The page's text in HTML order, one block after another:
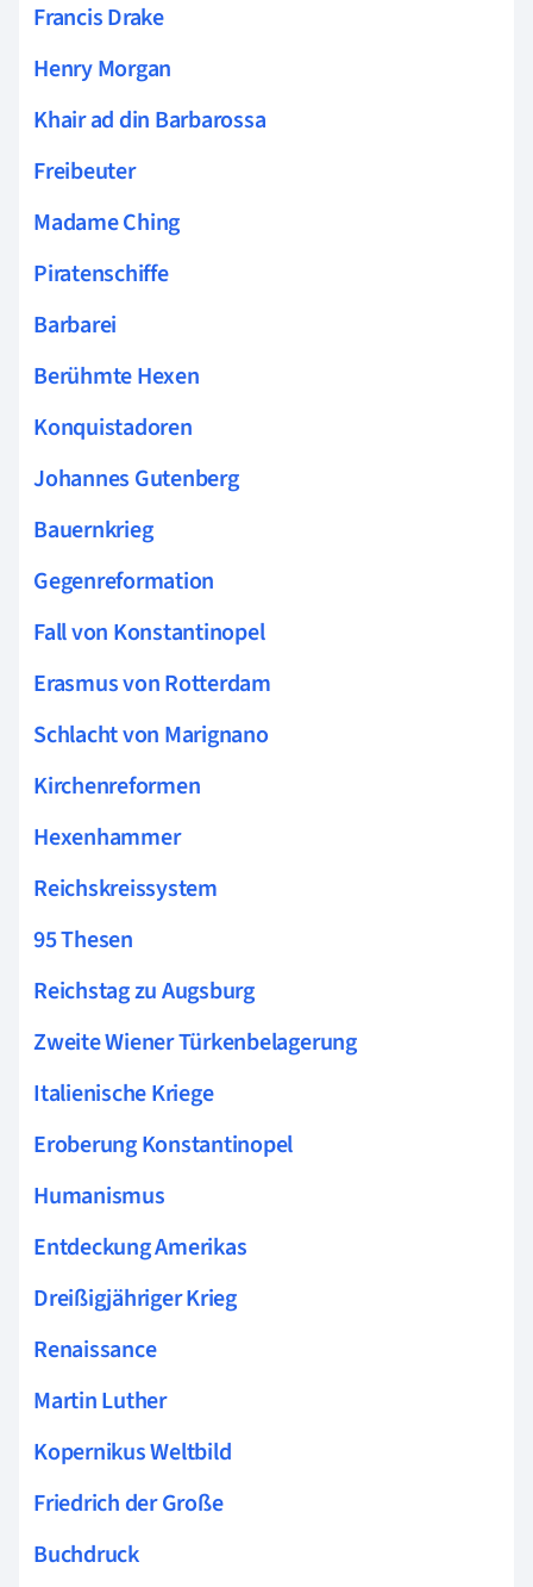
Francis Drake
Henry Morgan
Khair ad din Barbarossa
Freibeuter
Madame Ching
Piratenschiffe
Barbarei
Berühmte Hexen
Konquistadoren
Johannes Gutenberg
Bauernkrieg
Gegenreformation
Fall von Konstantinopel
Erasmus von Rotterdam
Schlacht von Marignano
Kirchenreformen
Hexenhammer
Reichskreissystem
95 Thesen
Reichstag zu Augsburg
Zweite Wiener Türkenbelagerung
Italienische Kriege
Eroberung Konstantinopel
Humanismus
Entdeckung Amerikas
Dreißigjähriger Krieg
Renaissance
Martin Luther
Kopernikus Weltbild
Friedrich der Große
Buchdruck